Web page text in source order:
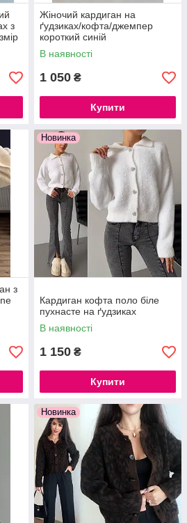
з
Жіночий кардиган на
ґудзиках/кофта/джемпер
короткий синій
В наявності
1 050 ₴
Купити
з
Новинка
Кардиган кофта поло біле
пухнасте на ґудзиках
В наявності
1 150 ₴
Купити
Новинка